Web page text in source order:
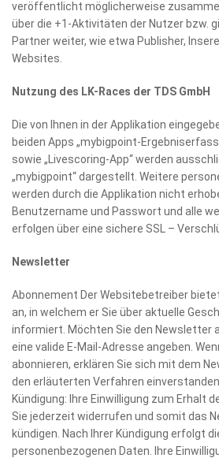
veröffentlicht möglicherweise
über die +1-Aktivitäten der Nutzer bzw.
Partner weiter, wie etwa Publisher,
Websites.
Nutzung des LK-Races der TDS GmbH
Die von Ihnen in der Applikation
beiden Apps „mybigpoint-
sowie „Livescoring-App“ werden
„mybigpoint“ dargestellt. Weitere
werden durch die Applikation nicht
Benutzername und Passwort und alle
erfolgen über eine sichere SSL –
Newsletter
Abonnement Der Websitebetreiber
an, in welchem er Sie über aktuelle
informiert. Möchten Sie den Newsletter
eine valide E-Mail-Adresse angeben.
abonnieren, erklären Sie sich mit dem
den erläuterten Verfahren
Kündigung: Ihre Einwilligung zum Erhalt
Sie jederzeit widerrufen und somit das
kündigen. Nach Ihrer Kündigung erfolgt
personenbezogenen Daten. Ihre